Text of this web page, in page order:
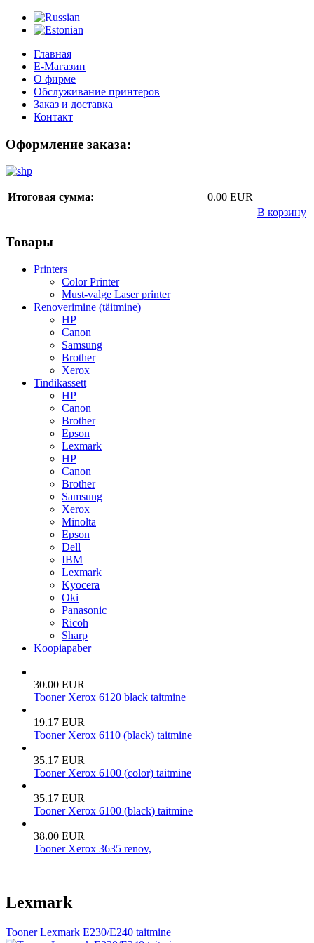
Главная
Е-Магазин
О фирме
Обслуживание принтеров
Заказ и доставка
Контакт
Оформление заказа:
Итоговая сумма:
0.00 EUR
В корзину
Товары
Printers
Color Printer
Must-valge Laser printer
Renoverimine (täitmine)
HP
Canon
Samsung
Brother
Xerox
Tindikassett
HP
Canon
Brother
Epson
Lexmark
HP
Canon
Brother
Samsung
Xerox
Minolta
Epson
Dell
IBM
Lexmark
Kyocera
Oki
Panasonic
Ricoh
Sharp
Koopiapaber
30.00 EUR
Tooner Xerox 6120 black taitmine
19.17 EUR
Tooner Xerox 6110 (black) taitmine
35.17 EUR
Tooner Xerox 6100 (color) taitmine
35.17 EUR
Tooner Xerox 6100 (black) taitmine
38.00 EUR
Tooner Xerox 3635 renov,
Lexmark
Tooner Lexmark E230/E240 taitmine